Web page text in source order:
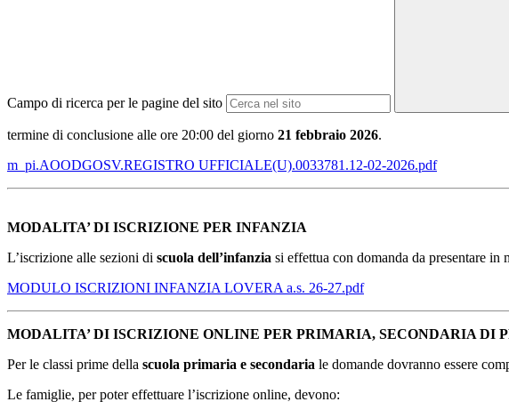
Campo di ricerca per le pagine del sito
termine di conclusione alle ore 20:00 del giorno 21 febbraio 2026.
m_pi.AOODGOSV.REGISTRO UFFICIALE(U).0033781.12-02-2026.pdf
MODALITA’ DI ISCRIZIONE PER INFANZIA
L’iscrizione alle sezioni di scuola dell’infanzia si effettua con domanda da presentare in
MODULO ISCRIZIONI INFANZIA LOVERA a.s. 26-27.pdf
MODALITA’ DI ISCRIZIONE ONLINE PER PRIMARIA, SECONDARIA DI
Per le classi prime della scuola primaria e secondaria le domande dovranno essere
Le famiglie, per poter effettuare l’iscrizione online, devono: